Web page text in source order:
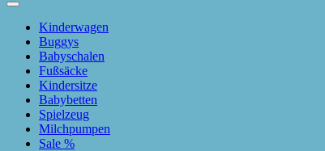
Kinderwagen
Buggys
Babyschalen
Fußsäcke
Kindersitze
Babybetten
Spielzeug
Milchpumpen
Sale %